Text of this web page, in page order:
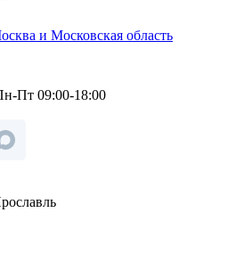
и Московская область
Пт 09:00-18:00